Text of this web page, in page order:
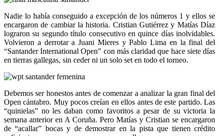
Nadie lo había conseguido a excepción de los números 1 y ellos se
encargaron de cambiar la historia. Cristian Gutiérrez y Matías Díaz
lograron su segundo título consecutivo en quince días inolvidables.
Volvieron a derrotar a Juani Mieres y Pablo Lima en la final del
“Santander International Open” con más claridad que hace siete días
en tierras gallegas, sin ceder ni un solo set en todo el torneo.
Debemos ser honestos antes de comenzar a analizar la gran final del
Open cántabro. Muy pocos creían en ellos antes de este partido. Las
“quinielas” no les daban como favoritos a pesar de su victoria la
semana anterior en A Coruña. Pero Matías y Cristian se encargaron
de “acallar” bocas y de demostrar en la pista que tienen crédito